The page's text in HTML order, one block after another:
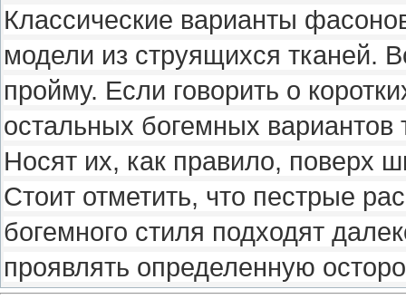
Классические варианты
модели из струящихся
пройму. Если говорить о
остальных богемных
Носят их, как правило, поверх
Стоит отметить, что пестрые
богемного стиля подходят
проявлять определенную